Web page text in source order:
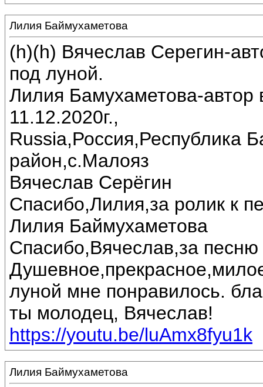
Лилия Баймухаметова
(h)(h) Вячеслав Серегин-
под луной.
Лилия Бамухаметова-автор
11.12.2020г.,
Russia,Россия,Республика
район,с.Малояз
Вячеслав Серёгин
Спасибо,Лилия,за ролик к
Лилия Баймухаметова
Спасибо,Вячеслав,за песню
луной мне понравилось.
ты молодец, Вячеслав!
https://youtu.be/luAmx8fyu1k
Лилия Баймухаметова